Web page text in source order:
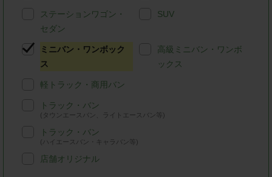
ステーションワゴン・
セダン
SUV
ミニバン・ワンボック
ス
高級ミニバン・ワンボ
ックス
軽トラック・商用バン
トラック・バン
(タウンエースバン、ライトエースバン等)
トラック・バン
(ハイエースバン・キャラバン等)
店舗オリジナル